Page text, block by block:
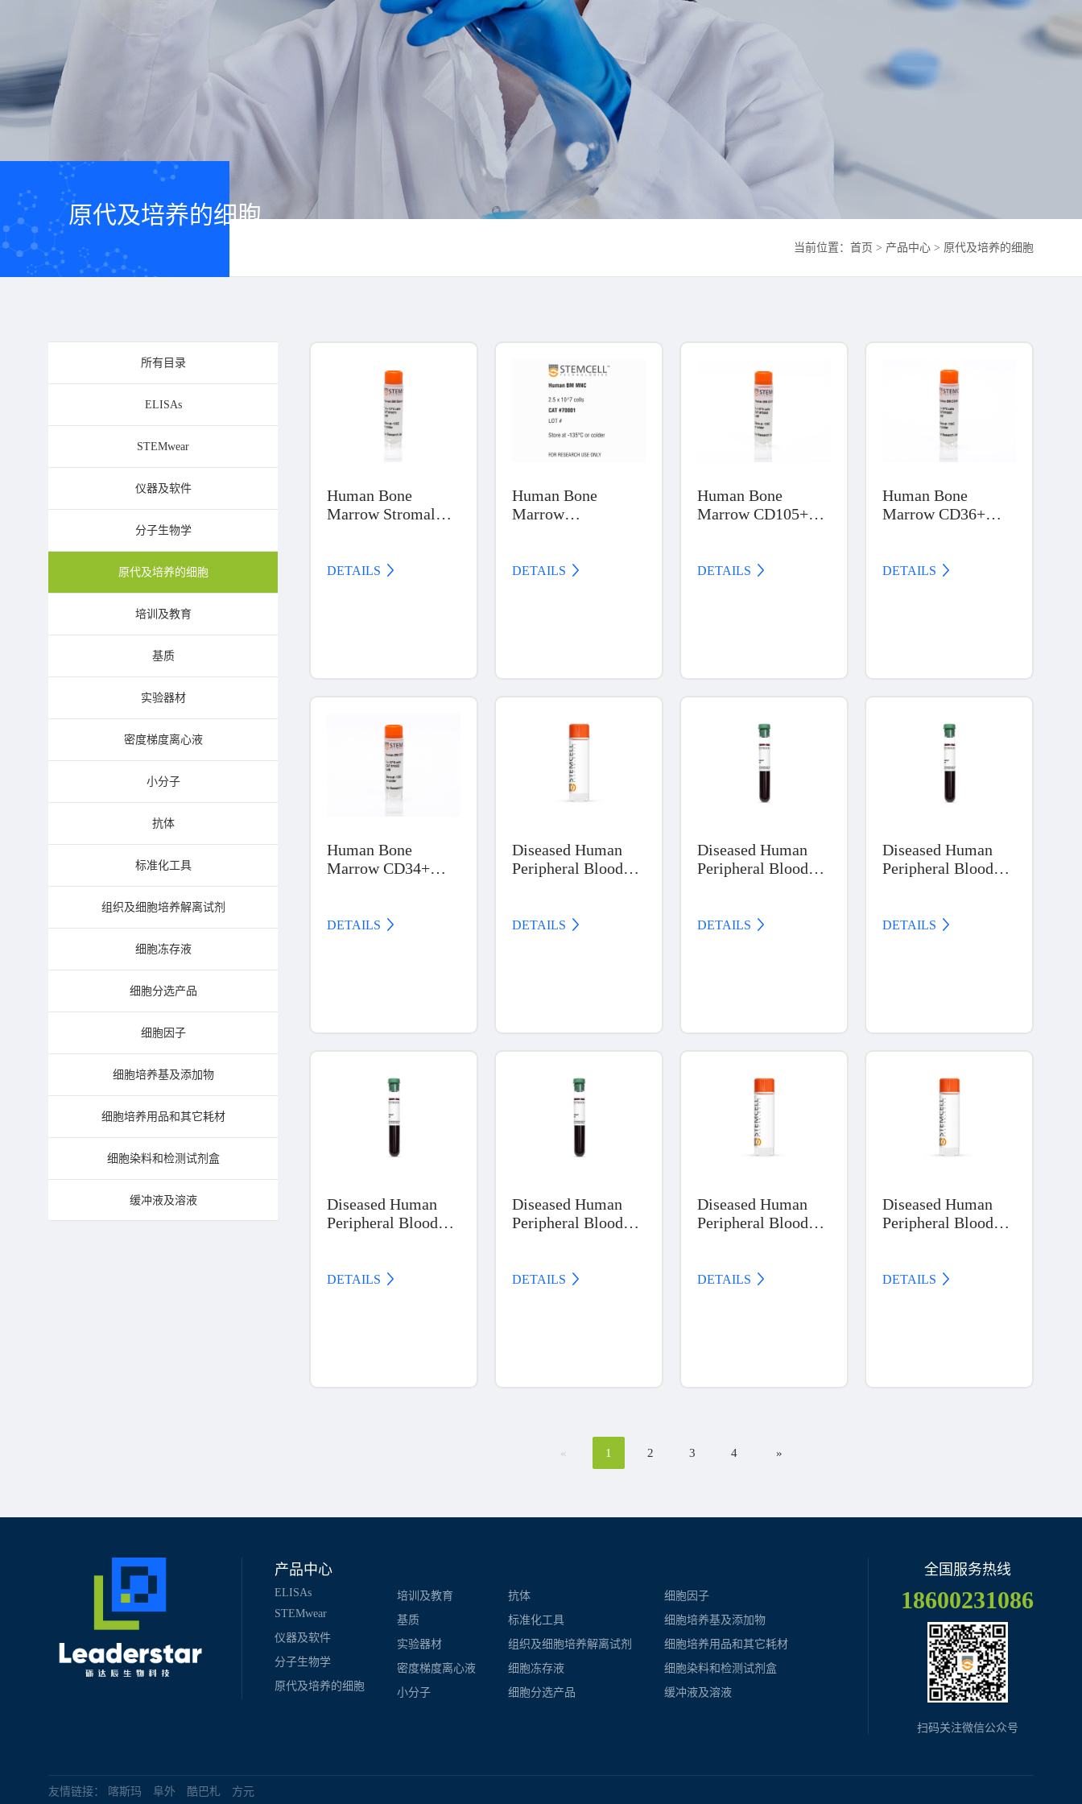
原代及培养的细胞
当前位置： 首页 > 产品中心 > 原代及培养的细胞
所有目录
ELISAs
STEMwear
仪器及软件
分子生物学
原代及培养的细胞
培训及教育
基质
实验器材
密度​梯度​离心液
小分子
抗体
标准化工具
组织及细胞培养解离试剂
细胞冻存液
细胞分选产品
细胞因子
细胞培养基及添加物
细胞培养用品和其它耗材
细胞染料和检测试剂盒
缓冲液及溶液​
Human Bone
Marrow Stromal
DETAILS 
Human Bone
Marrow
DETAILS 
Human Bone
Marrow CD105+
DETAILS 
Human Bone
Marrow CD36+
DETAILS 
Human Bone
Marrow CD34+
DETAILS 
Diseased Human
Peripheral Blood
DETAILS 
Diseased Human
Peripheral Blood
DETAILS 
Diseased Human
Peripheral Blood
DETAILS 
Diseased Human
Peripheral Blood
DETAILS 
Diseased Human
Peripheral Blood
DETAILS 
Diseased Human
Peripheral Blood
Leukemia (CML)
DETAILS 
Diseased Human
Peripheral Blood
Leukemia (CLL)
DETAILS 
« 1 2 3 4 »
产品中心
ELISAs
STEMwear
仪器及软件
分子生物学
原代及培养的细胞
培训及教育
基质
实验器材
密度​梯度​离心液
小分子
抗体
标准化工具
组织及细胞培养解离试剂
细胞冻存液
细胞分选产品
细胞因子
细胞培养基及添加物
细胞培养用品和其它耗材
细胞染料和检测试剂盒
缓冲液及溶液​
全国服务热线
18600231086
扫码关注微信公众号
友情链接： 喀斯玛 阜外 酷巴札 方元